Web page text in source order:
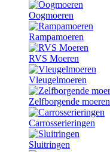
Oogmoeren
Rampamoeren
RVS Moeren
Vleugelmoeren
Zelfborgende moeren
Carrosserieringen
Sluitringen